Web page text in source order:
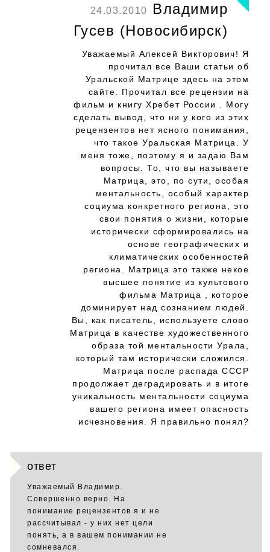
24.03.2010
Владимир
Гусев (Новосибирск)
Уважаемый Алексей Викторович! Я
прочитал все Ваши статьи об
Уральской Матрице здесь на этом
сайте. Прочитал все рецензии на
фильм и книгу Хребет России . Могу
сделать вывод, что ни у кого из этих
рецензентов нет ясного понимания,
что такое Уральская Матрица. У
меня тоже, поэтому я и задаю Вам
вопросы. То, что вы называете
Матрица, это, по сути, особая
ментальность, особый характер
социума конкретного региона, это
свои понятия о жизни, которые
исторически сформировались на
основе географических и
климатических особенностей
региона. Матрица это также некое
высшее понятие из культового
фильма Матрица , которое
доминирует над сознанием людей.
Вы, как писатель, используете слово
Матрица в качестве художественного
образа той ментальности Урала,
который там исторически сложился.
Матрица после распада СССР
продолжает деградировать и в итоге
уникальность ментальности социума
вашего региона имеет опасность
исчезновения. Я правильно понял?
ответ
Уважаемый Владимир.
Совершенно верно. На
понимание рецензентов я и не
рассчитывал - у них нет цели
понять, а в вашем понимании не
сомневался.